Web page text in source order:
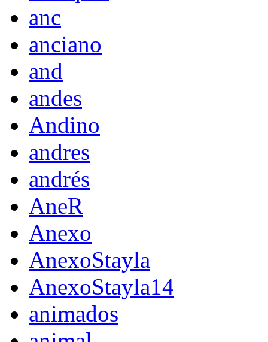
anc
anciano
and
andes
Andino
andres
andrés
AneR
Anexo
AnexoStayla
AnexoStayla14
animados